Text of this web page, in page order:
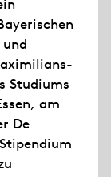
Studiums
am
De